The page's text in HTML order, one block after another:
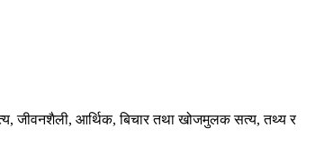
जीवनशैली, आर्थिक, बिचार तथा खोजमुलक सत्य, तथ्य र